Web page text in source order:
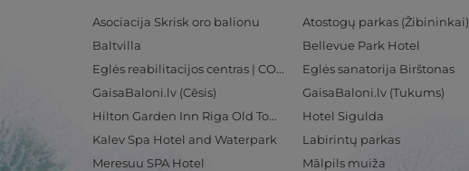
Asociacija Skrisk oro balionu Atostogų parkas (Žibininkai)
Baltvilla
Bellevue Park Hotel
Eglės reabilitacijos centras | CORE
Eglės sanatorija Birštonas
GaisaBaloni.lv (Cēsis)
GaisaBaloni.lv (Tukums)
Hilton Garden Inn Riga Old Town
Hotel Sigulda
Kalev Spa Hotel and Waterpark
Labirintų parkas
Meresuu SPA Hotel
Mālpils muiža